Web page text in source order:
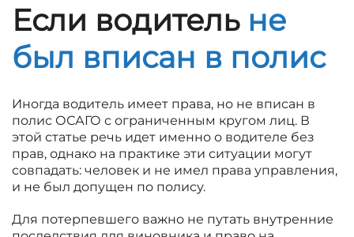
Если водитель не
был вписан в полис
Иногда водитель имеет права, но не вписан в
полис ОСАГО с ограниченным кругом лиц. В
этой статье речь идет именно о водителе без
прав, однако на практике эти ситуации могут
совпадать: человек и не имел права управления,
и не был допущен по полису.
Для потерпевшего важно не путать внутренние